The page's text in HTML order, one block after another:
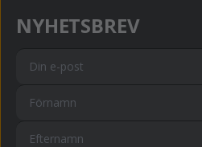
NYHETSBREV